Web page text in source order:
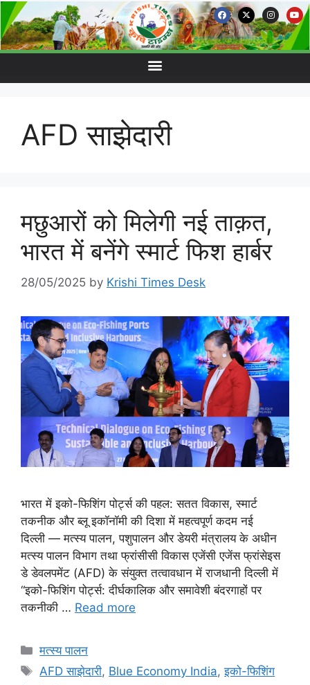
AFD साझेदारी
मछुआरों को मिलेगी नई ताक़त,
भारत में बनेंगे स्मार्ट फिश हार्बर
28/05/2025 by Krishi Times Desk
भारत में इको-फिशिंग पोर्ट्स की पहल: सतत विकास, स्मार्ट
तकनीक और ब्लू इकॉनॉमी की दिशा में महत्वपूर्ण कदम नई
दिल्ली — मत्स्य पालन, पशुपालन और डेयरी मंत्रालय के अधीन
मत्स्य पालन विभाग तथा फ्रांसीसी विकास एजेंसी एजेंस फ्रांसेइस
डे डेवलपमेंट (AFD) के संयुक्त तत्वावधान में राजधानी दिल्ली में
“इको-फिशिंग पोर्ट्स: दीर्घकालिक और समावेशी बंदरगाहों पर
तकनीकी … Read more
मत्स्य पालन
AFD साझेदारी, Blue Economy India,इको-फिशिंग